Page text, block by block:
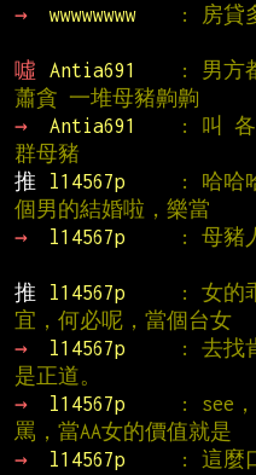
→
wwwwwwww
: 房貸
噓
Antia691
: 男方
蕭貪 一堆母豬齁齁
→
Antia691
: 叫 各
群母豬
推
l14567p
: 哈哈
個男的結婚啦，樂當
→
l14567p
: 母豬
推
l14567p
: 女的
宜，何必呢，當個台女
→
l14567p
: 去找
是正道。
→
l14567p
: see，
罵，當AA女的價值就是
→
l14567p
: 這麼